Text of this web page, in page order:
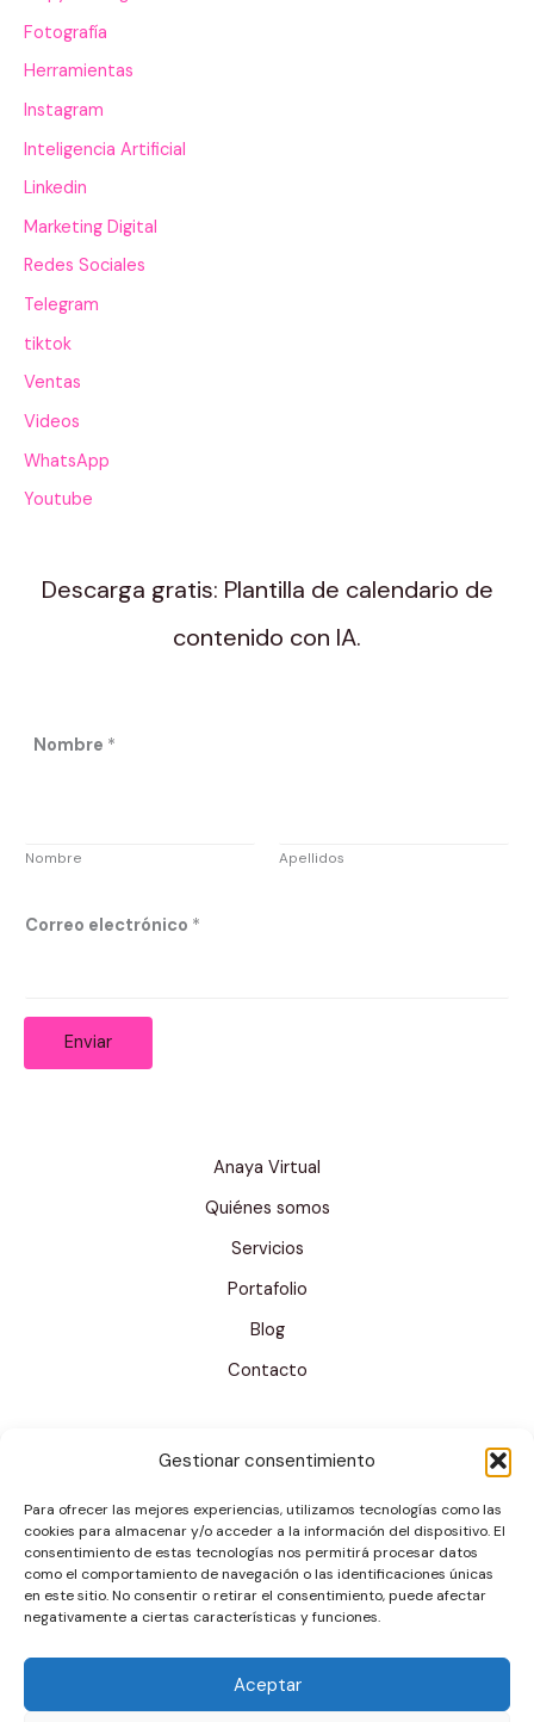
Gestionar consentimiento
Para ofrecer las mejores experiencias, utilizamos tecnologías como las
cookies para almacenar y/o acceder a la información del dispositivo. El
consentimiento de estas tecnologías nos permitirá procesar datos
como el comportamiento de navegación o las identificaciones únicas
en este sitio. No consentir o retirar el consentimiento, puede afectar
negativamente a ciertas características y funciones.
Aceptar
Fotografía
Herramientas
Instagram
Inteligencia Artificial
Linkedin
Marketing Digital
Redes Sociales
Telegram
tiktok
Ventas
Videos
WhatsApp
Youtube
Descarga gratis: Plantilla de calendario de
contenido con IA.
e
e
t
Nombre *
Nombre Apellidos
Correo electrónico *
Enviar
Anaya Virtual
Quiénes somos
Servicios
Portafolio
Blog
Contacto